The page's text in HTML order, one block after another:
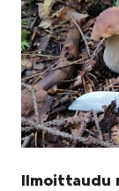
Ilmoittaudu